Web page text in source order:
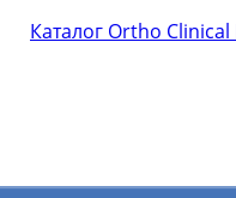
Каталог Ortho